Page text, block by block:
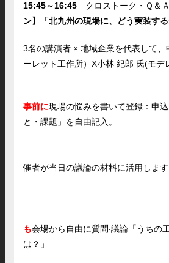
15:45～16:45 クロストーク・Ｑ＆
ン】「北九州の現場に、どう実装す
3名の講演者 × 地域企業を代表して、
ーレット工作所）X⼩林 紀郎 ⽒(モデ
事前に現場の悩みを書いて登録：申
と・課題」を⾃
催者が当⽇の議論の材料
も会場から⾃由に質問‧議論 「うちの
は